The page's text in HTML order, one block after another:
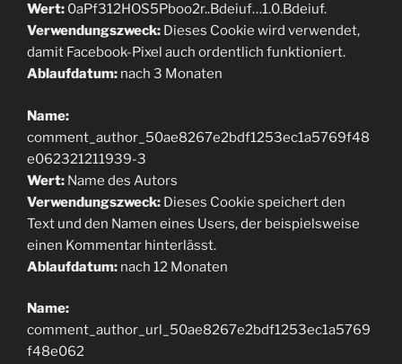
Wert: 0aPf312HOS5Pboo2r..Bdeiuf…1.0.Bdeiuf.
Verwendungszweck: Dieses Cookie wird verwendet,
damit Facebook-Pixel auch ordentlich funktioniert.
Ablaufdatum: nach 3 Monaten
Name:
comment_author_50ae8267e2bdf1253ec1a5769f48
e062321211939-3
Wert: Name des Autors
Verwendungszweck: Dieses Cookie speichert den
Text und den Namen eines Users, der beispielsweise
einen Kommentar hinterlässt.
Ablaufdatum: nach 12 Monaten
Name:
comment_author_url_50ae8267e2bdf1253ec1a5769
f48e062